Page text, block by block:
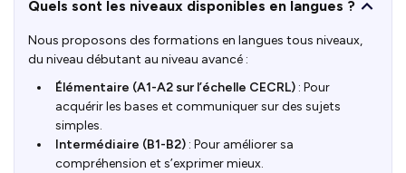
Quels sont les niveaux disponibles en langues ?
Nous proposons des formations en langues tous niveaux,
du niveau débutant au niveau avancé :
Élémentaire (A1-A2 sur l’échelle CECRL) : Pour
acquérir les bases et communiquer sur des sujets
simples.
Intermédiaire (B1-B2) : Pour améliorer sa
compréhension et s’exprimer mieux.